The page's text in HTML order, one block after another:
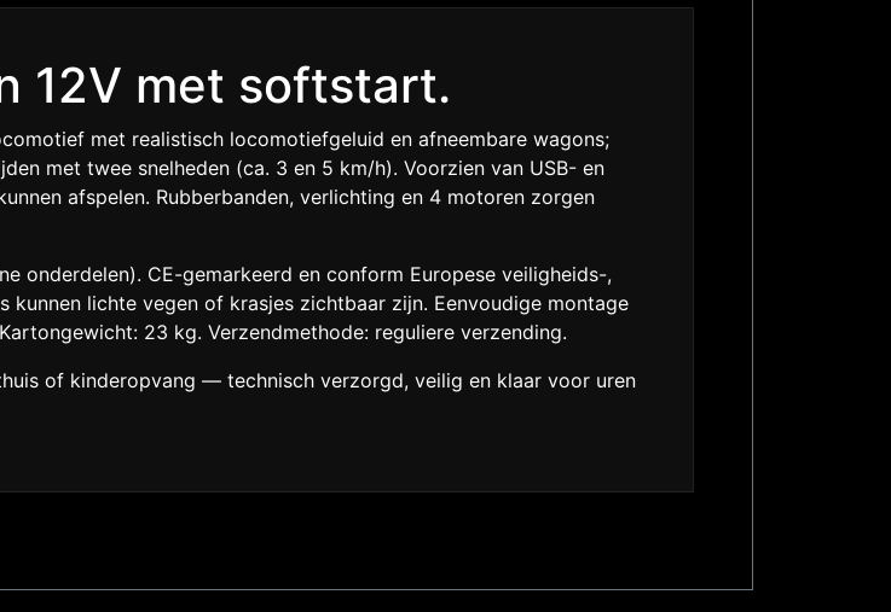
12V met softstart.
met realistisch locomotiefgeluid en afneembare wagons;
met twee snelheden (ca. 3 en 5 km/h). Voorzien van USB- en
afspelen. Rubberbanden, verlichting en 4 motoren zorgen
onderdelen). CE-gemarkeerd en conform Europese veiligheids-,
lichte vegen of krasjes zichtbaar zijn. Eenvoudige montage
23 kg. Verzendmethode: reguliere verzending.
of kinderopvang — technisch verzorgd, veilig en klaar voor uren